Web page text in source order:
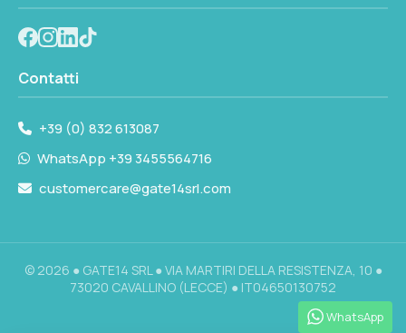
Contatti
+39 (0) 832 613087
WhatsApp +39 3455564716
customercare@gate14srl.com
© 2026 ● GATE14 SRL ● VIA MARTIRI DELLA RESISTENZA, 10 ●
73020 CAVALLINO (LECCE) ● IT04650130752
WhatsApp